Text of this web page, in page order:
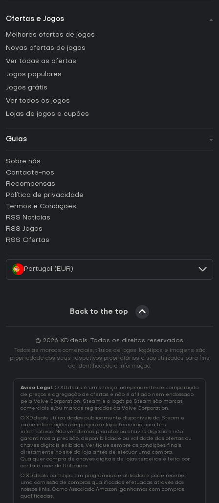
Ofertas e Jogos
Melhores ofertas de jogos
Novas ofertas de jogos
Ver todas as ofertas
Jogos populares
Jogos grátis
Ver todos os jogos
Lojas de jogos e cupões
Guias
Como ativar uma CD Key Steam?
Como ativar uma CD Key Epic Games?
Como ativar uma CD Key GOG?
Como ativar uma CD Key Ubisoft Connect?
Sobre nós
Contacte-nos
Recompensas
Política de privacidade
Termos e Condições
RSS Noticias
RSS Jogos
RSS Ofertas
Portugal (EUR)
Back to the top
© 2026 XD.deals. Todos os direitos reservados.
Todas as marcas comerciais, títulos de jogos, logótipos e imagens são
propriedade dos seus respetivos proprietários e são utilizados para fins
de identificação e informação.
Aviso Legal: O XD.deals é um serviço independente de comparação
de preços e agregação de ofertas e não é afiliado nem endossado
pela Valve Corporation. Steam e o logótipo Steam são marcas
comerciais e/ou marcas registadas da Valve Corporation.
O XD.deals utiliza dados publicamente disponíveis da Steam e
exibe informações de preços de lojas terceiras para fins
informativos. Não vendemos produtos ou chaves digitais e não
garantimos a precisão, disponibilidade ou validade das ofertas ou
chaves digitais exibidas. Verifique sempre as condições finais
diretamente no site da loja antes de efetuar uma compra.
Qualquer compra de chaves digitais de lojas terceiras é feita por
conta e risco do Utilizador.
O XD.deals participa em programas de afiliados e pode receber
uma comissão de compras qualificadas efetuadas através dos
nossos links. Como Associado Amazon, ganhamos com compras
qualificadas.